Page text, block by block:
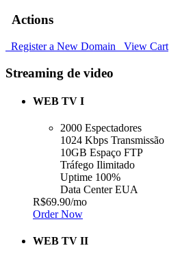
Actions
Register a New Domain View Cart
Streaming de video
WEB TV I
2000 Espectadores
1024 Kbps Transmissão
10GB Espaço FTP
Tráfego Ilimitado
Uptime 100%
Data Center EUA
R$69.90/mo
Order Now
WEB TV II